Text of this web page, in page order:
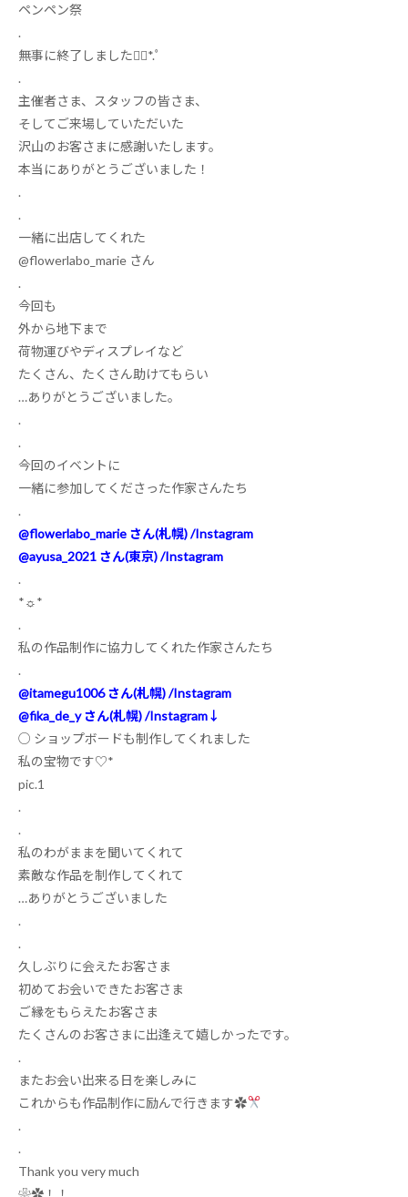
ペンペン祭
.
無事に終了しました❁⃘*.ﾟ
.
主催者さま、スタッフの皆さま、
そしてご来場していただいた
沢山のお客さまに感謝いたします。
本当にありがとうございました！
.
.
一緒に出店してくれた
@flowerlabo_marie さん
.
今回も
外から地下まで
荷物運びやディスプレイなど
たくさん、たくさん助けてもらい
…ありがとうございました。
.
.
今回のイベントに
一緒に参加してくださった作家さんたち
.
@flowerlabo_marie さん(札幌) /Instagram
@ayusa_2021 さん(東京) /Instagram
.
*☼*
.
私の作品制作に協力してくれた作家さんたち
.
@itamegu1006さん(札幌) /Instagram
@fika_de_yさん(札幌) /Instagram↓
○ ショップボードも制作してくれました
私の宝物です♡*
pic.1
.
.
私のわがままを聞いてくれて
素敵な作品を制作してくれて
…ありがとうございました
.
.
久しぶりに会えたお客さま
初めてお会いできたお客さま
ご縁をもらえたお客さま
たくさんのお客さまに出逢えて嬉しかったです。
.
またお会い出来る日を楽しみに
これからも作品制作に励んで行きます✿
.
.
Thank you very much
‍❀✿ ！！